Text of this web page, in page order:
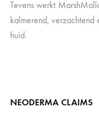
Tevens werkt
kalmerend, verzachtend
huid.
NEODERMA CLAIMS